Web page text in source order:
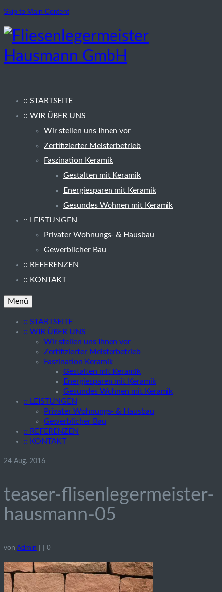
Skip to Main Content
:: STARTSEITE
:: WIR ÜBER UNS
Wir stellen uns Ihnen vor
Zertifizierter Meisterbetrieb
Faszination Keramik
Gestalten mit Keramik
Energiesparen mit Keramik
Gesundes Wohnen mit Keramik
:: LEISTUNGEN
Privater Wohnungs- & Hausbau
Gewerblicher Bau
:: REFERENZEN
:: KONTAKT
Menü
:: STARTSEITE
:: WIR ÜBER UNS
Wir stellen uns Ihnen vor
Zertifizierter Meisterbetrieb
Faszination Keramik
Gestalten mit Keramik
Energiesparen mit Keramik
Gesundes Wohnen mit Keramik
:: LEISTUNGEN
Privater Wohnungs- & Hausbau
Gewerblicher Bau
:: REFERENZEN
:: KONTAKT
24 Aug. 2016
teaser-flisenlegermeister-
hausmann-05
von Admin | | 0